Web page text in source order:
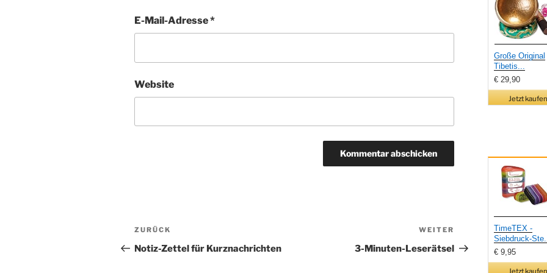
E-Mail-Adresse*
Website
Beitragsnavigation
Vorheriger
Beitrag
ZURÜCK
Notiz-Zettel für Kurznachrichten
Nächster
Beitrag
WEITER
3-Minuten-Leserätsel
Große Original
Tibetis...
€ 29,90
Jetzt
TimeTEX -
Siebdruck-Ste...
€ 9,95
Jetzt